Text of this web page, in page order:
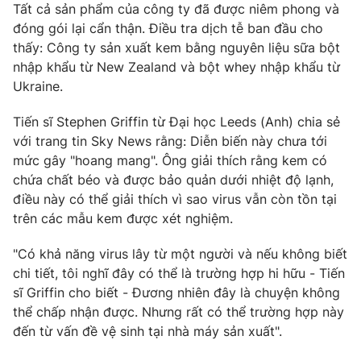
Góc doanh nghiệp
Truyền hình
Phim VTV
Hậu trường
Khán giả
Giải sao mai
Giải trí
Điện ảnh
Âm nhạc
Sao
Du lịch
Làm đẹp
Chất lượng cuộc sống
Giáo dục
Tuyển sinh
Học trực tuyến
Công nghệ
Hitech Công nghệ tương lai
Sản phẩm
Thị trường
Tư vấn
Giao lưu trực tuyến
Lịch phát sóng
Tất cả sản phẩm của công ty đã được niêm phong và
đóng gói lại cẩn thận. Điều tra dịch tễ ban đầu cho
thấy: Công ty sản xuất kem bằng nguyên liệu sữa bột
nhập khẩu từ New Zealand và bột whey nhập khẩu từ
Ukraine.
Tiến sĩ Stephen Griffin từ Đại học Leeds (Anh) chia sẻ
với trang tin Sky News rằng: Diễn biến này chưa tới
mức gây "hoang mang". Ông giải thích rằng kem có
chứa chất béo và được bảo quản dưới nhiệt độ lạnh,
điều này có thể giải thích vì sao virus vẫn còn tồn tại
trên các mẫu kem được xét nghiệm.
"Có khả năng virus lây từ một người và nếu không biết
chi tiết, tôi nghĩ đây có thể là trường hợp hi hữu - Tiến
sĩ Griffin cho biết - Đương nhiên đây là chuyện không
thể chấp nhận được. Nhưng rất có thể trường hợp này
đến từ vấn đề vệ sinh tại nhà máy sản xuất".